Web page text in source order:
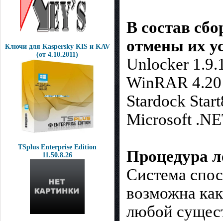
Ключи для Kaspersky KIS и KAV
(от 4.10.2011)
TSplus Enterprise Edition
11.50.8.26
В состав
отмены их
Unlocker
WinRAR 4.20
Stardock
Microsoft
Процедура
Система
возможна
любой